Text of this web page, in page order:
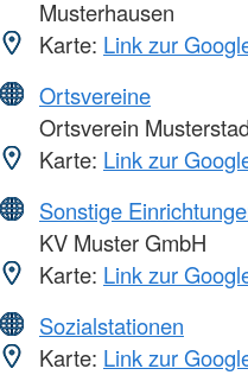
Musterhausen
Karte: Link zur
Ortsvereine
Ortsverein
Karte: Link zur
Sonstige
KV Muster GmbH
Karte: Link zur
Sozialstationen
Karte: Link zur